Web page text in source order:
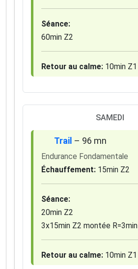
Séance:
60min Z2
Retour au calme: 10min Z1
SAMEDI
Trail – 96 mn
Endurance Fondamentale
Échauffement: 15min Z2
Séance:
20min Z2
3x15min Z2 montée R=3min
Retour au calme: 10min Z1